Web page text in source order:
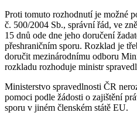
Proti tomuto rozhodnutí je možné
č. 500/2004 Sb., správní řád, ve
15 dnů ode dne jeho doručení
přeshraničním sporu. Rozklad je
doručit mezinárodnímu odboru
rozkladu rozhoduje ministr
Ministerstvo spravedlnosti ČR
pomoci podle žádosti o zajištění
sporu v jiném členském státě EU.